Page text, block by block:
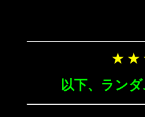
★ ★
以下、ラン